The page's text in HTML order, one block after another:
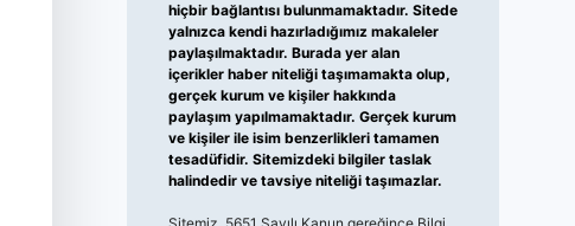
hiçbir bağlantısı bulunmamaktadır. Sitede
yalnızca kendi hazırladığımız makaleler
paylaşılmaktadır. Burada yer alan
içerikler haber niteliği taşımamakta olup,
gerçek kurum ve kişiler hakkında
paylaşım yapılmamaktadır. Gerçek kurum
ve kişiler ile isim benzerlikleri tamamen
tesadüfidir. Sitemizdeki bilgiler taslak
halindedir ve tavsiye niteliği taşımazlar.